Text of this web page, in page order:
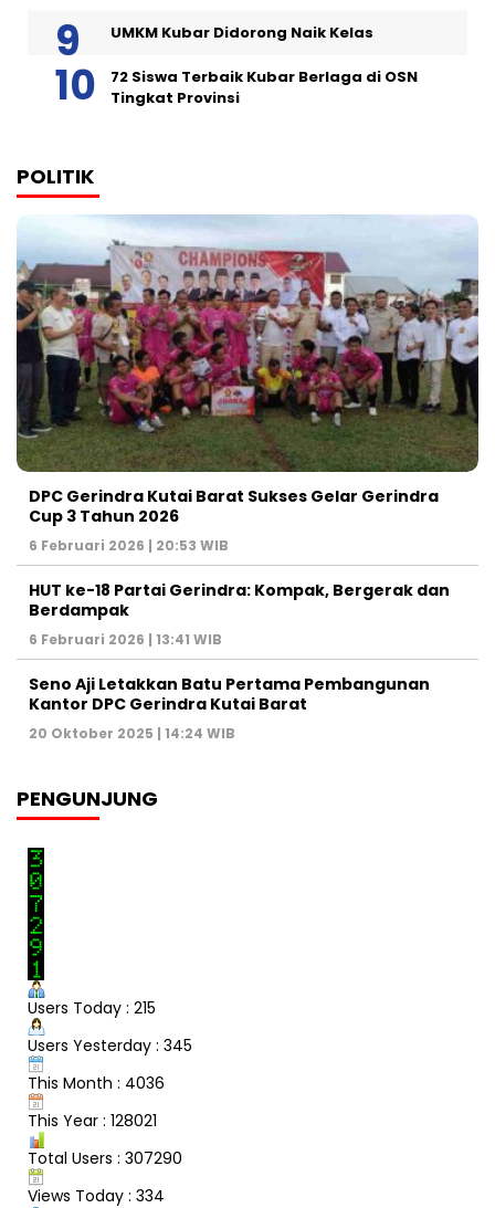
UMKM Kubar Didorong Naik Kelas
72 Siswa Terbaik Kubar Berlaga di OSN
Tingkat Provinsi
POLITIK
DPC Gerindra Kutai Barat Sukses Gelar Gerindra
Cup 3 Tahun 2026
6 Februari 2026 | 20:53 WIB
HUT ke-18 Partai Gerindra: Kompak, Bergerak dan
Berdampak
6 Februari 2026 | 13:41 WIB
Seno Aji Letakkan Batu Pertama Pembangunan
Kantor DPC Gerindra Kutai Barat
20 Oktober 2025 | 14:24 WIB
PENGUNJUNG
Users Today : 215
Users Yesterday : 345
This Month : 4036
This Year : 128021
Total Users : 307290
Views Today : 334